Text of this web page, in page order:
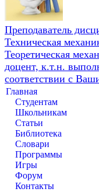
Преподаватель
Техническая
Теоретическая
доцент, к.т.н.
соответствии с
Главная
Студентам
Школьникам
Статьи
Библиотека
Словари
Программы
Игры
Форум
Контакты